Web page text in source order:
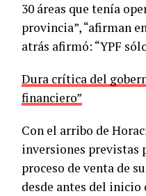
30 áreas que tenía
provincia”, “afirman
atrás afirmó: “YPF
Dura crítica del
financiero”
Con el arribo de
inversiones previstas
proceso de venta de
desde antes del inicio